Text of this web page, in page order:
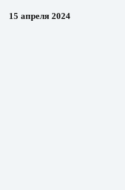
15 апреля 2024